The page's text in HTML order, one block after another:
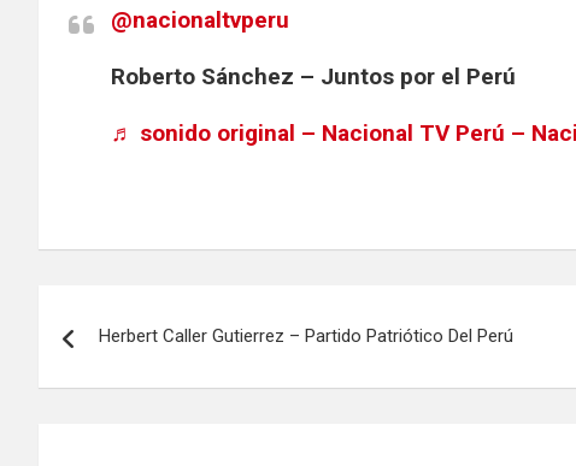
@nacionaltvperu
Roberto Sánchez – Juntos por el Perú
♬ sonido original – Nacional TV Perú –
Herbert Caller Gutierrez – Partido Patriótico Del Perú